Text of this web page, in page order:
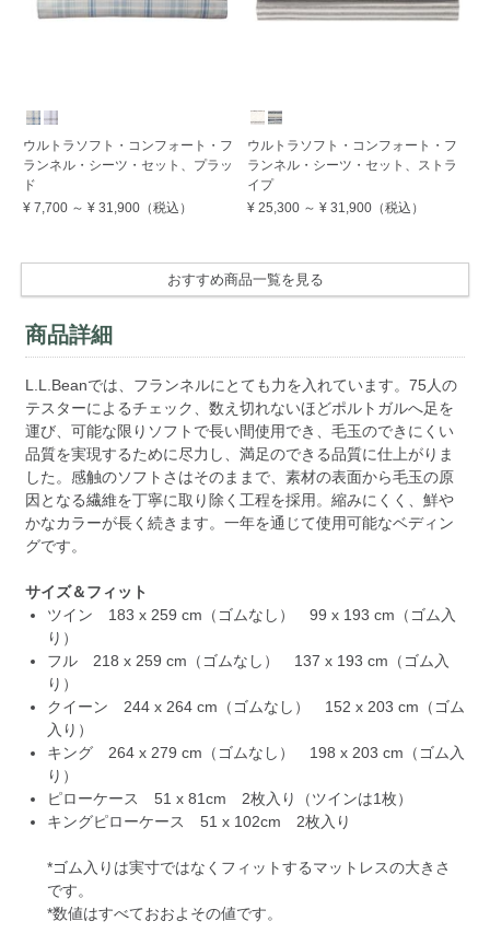
ウルトラソフト・コンフォート・フ
ランネル・シーツ・セット、プラッ
ド
¥ 7,700～ ¥ 31,900（税込）
ウルトラソフト・コンフォート・フ
ランネル・シーツ・セット、ストラ
イプ
¥ 25,300 ～ ¥ 31,900 （税込）
おすすめ商品一覧を見る
商品詳細
L.L.Beanでは、フランネルにとても力を入れています。75人の
テスターによるチェック、数え切れないほどポルトガルへ足を
運び、可能な限りソフトで長い間使用でき、毛玉のできにくい
品質を実現するために尽力し、満足のできる品質に仕上がりま
した。感触のソフトさはそのままで、素材の表面から毛玉の原
因となる繊維を丁寧に取り除く工程を採用。縮みにくく、鮮や
かなカラーが長く続きます。一年を通じて使用可能なベディン
グです。
サイズ＆フィット
ツイン 183 x 259 cm（ゴムなし） 99 x 193 cm（ゴム入
り）
フル 218 x 259 cm（ゴムなし） 137 x 193 cm（ゴム入
り）
クイーン 244 x 264 cm（ゴムなし） 152 x 203 cm（ゴム
入り）
キング 264 x 279 cm（ゴムなし） 198 x 203 cm（ゴム入
り）
ピローケース 51 x 81cm 2枚入り（ツインは1枚）
キングピローケース 51 x 102cm 2枚入り
*ゴム入りは実寸ではなくフィットするマットレスの大きさ
です。
*数値はすべておおよその値です。